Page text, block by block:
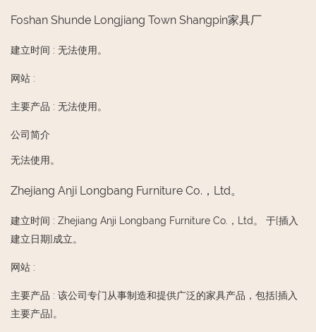
Foshan Shunde Longjiang Town Shangpin家具厂
建立时间 : 无法使用。
网站 :
主要产品 : 无法使用。
公司简介
无法使用。
Zhejiang Anji Longbang Furniture Co.，Ltd。
建立时间 : Zhejiang Anji Longbang Furniture Co.，Ltd。 于[插入
建立日期]成立。
网站 :
主要产品 : 该公司专门从事制造和提供广泛的家具产品，包括[插入
主要产品]。